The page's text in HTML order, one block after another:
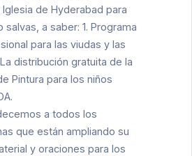
de Hyderabad para
salvas, a saber: 1. Programa
para las viudas y las
distribución gratuita de la
Pintura para los niños
a todos los
que están ampliando su
y oraciones para los